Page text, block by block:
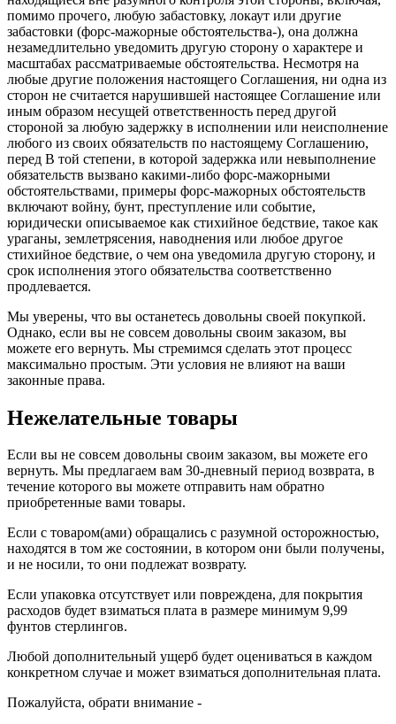
помимо прочего, любую забастовку, локаут или другие
забастовки (форс-мажорные обстоятельства-), она должна
незамедлительно уведомить другую сторону о характере и
масштабах рассматриваемые обстоятельства. Несмотря на
любые другие положения настоящего Соглашения, ни одна из
сторон не считается нарушившей настоящее Соглашение или
иным образом несущей ответственность перед другой
стороной за любую задержку в исполнении или неисполнение
любого из своих обязательств по настоящему Соглашению,
перед В той степени, в которой задержка или невыполнение
обязательств вызвано какими-либо форс-мажорными
обстоятельствами, примеры форс-мажорных обстоятельств
включают войну, бунт, преступление или событие,
юридически описываемое как стихийное бедствие, такое как
ураганы, землетрясения, наводнения или любое другое
стихийное бедствие, о чем она уведомила другую сторону, и
срок исполнения этого обязательства соответственно
продлевается.
Мы уверены, что вы останетесь довольны своей покупкой.
Однако, если вы не совсем довольны своим заказом, вы
можете его вернуть. Мы стремимся сделать этот процесс
максимально простым. Эти условия не влияют на ваши
законные права.
Нежелательные товары
Если вы не совсем довольны своим заказом, вы можете его
вернуть. Мы предлагаем вам 30-дневный период возврата, в
течение которого вы можете отправить нам обратно
приобретенные вами товары.
Если с товаром(ами) обращались с разумной осторожностью,
находятся в том же состоянии, в котором они были получены,
и не носили, то они подлежат возврату.
Если упаковка отсутствует или повреждена, для покрытия
расходов будет взиматься плата в размере минимум 9,99
фунтов стерлингов.
Любой дополнительный ущерб будет оцениваться в каждом
конкретном случае и может взиматься дополнительная плата.
Пожалуйста, обрати внимание -